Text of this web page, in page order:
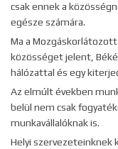
csak ennek a
egésze számára.
Ma a
közösséget jelent,
hálózattal és egy
Az elmúlt években
belül nem csak
munkavállalóknak is.
Helyi szervezeteinknek